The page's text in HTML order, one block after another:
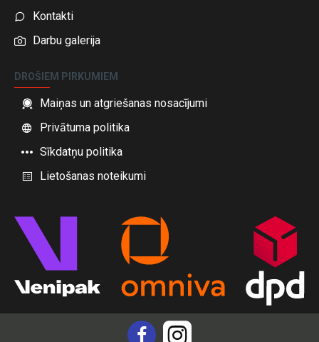
Kontakti
Darbu galerija
DROŠIEM PIRKUMIEM
Maiņas un atgriešanas nosacījumi
Privātuma politika
Sīkdatņu politika
Lietošanas noteikumi